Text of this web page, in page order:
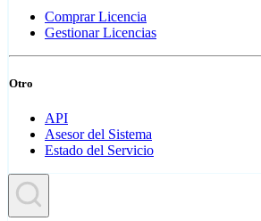
Comprar Licencia
Gestionar Licencias
Otro
API
Asesor del Sistema
Estado del Servicio